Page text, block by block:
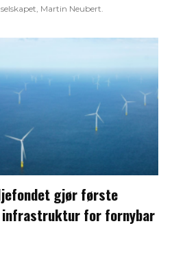
Martin Neubert.
gjør første
for fornybar